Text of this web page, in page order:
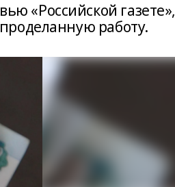
«Российской газете»,
работу.